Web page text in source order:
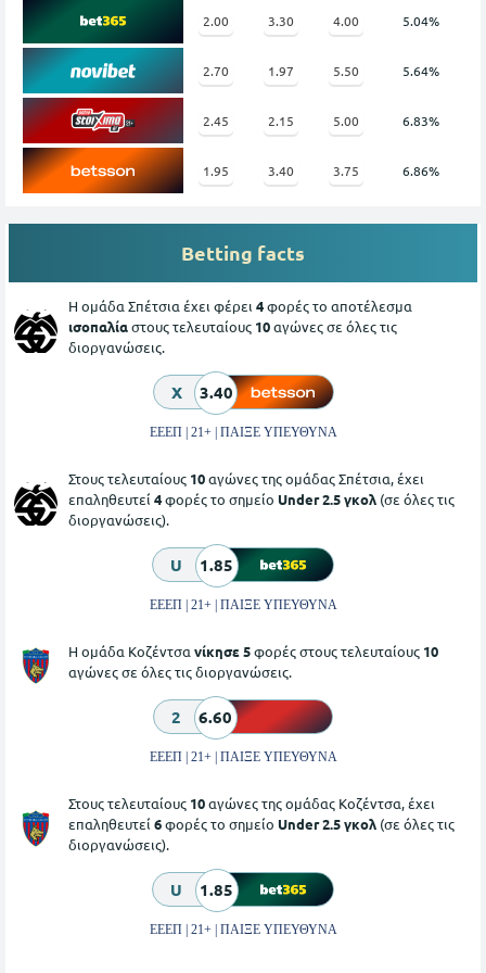
2.00 3.30 4.00 5.04%
2.70 1.97 5.50 5.64%
2.45 2.15 5.00 6.83%
1.95 3.40 3.75 6.86%
Betting facts
Η ομάδα Σπέτσια έχει φέρει 4φορές το αποτέλεσμα
ισοπαλίαστους τελευταίους 10αγώνες σε όλες τις
διοργανώσεις.
X 3.40
ΕΕΕΠ | 21+ | ΠΑΙΞΕ ΥΠΕΥΘΥΝΑ
Στους τελευταίους 10αγώνες της ομάδας Σπέτσια, έχει
επαληθευτεί 4φορές το σημείο Under 2.5 γκολ (σε όλες τις
διοργανώσεις).
U 1.85
ΕΕΕΠ | 21+ | ΠΑΙΞΕ ΥΠΕΥΘΥΝΑ
Η ομάδα Κοζέντσα νίκησε 5φορές στους τελευταίους 10
αγώνες σε όλες τις διοργανώσεις.
2 6.60
ΕΕΕΠ | 21+ | ΠΑΙΞΕ ΥΠΕΥΘΥΝΑ
Στους τελευταίους 10αγώνες της ομάδας Κοζέντσα, έχει
επαληθευτεί 6φορές το σημείο Under 2.5 γκολ (σε όλες τις
διοργανώσεις).
U 1.85
ΕΕΕΠ | 21+ | ΠΑΙΞΕ ΥΠΕΥΘΥΝΑ